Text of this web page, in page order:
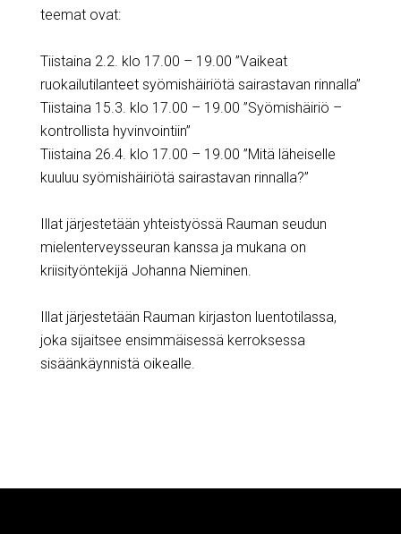
teemat ovat:
Tiistaina 2.2. klo 17.00 – 19.00 ”Vaikeat
ruokailutilanteet syömishäiriötä sairastavan rinnalla”
Tiistaina 15.3. klo 17.00 – 19.00 ”Syömishäiriö –
kontrollista hyvinvointiin”
Tiistaina 26.4. klo 17.00 – 19.00 ”Mitä läheiselle
kuuluu syömishäiriötä sairastavan rinnalla?”
Illat järjestetään yhteistyössä Rauman seudun
mielenterveysseuran kanssa ja mukana on
kriisityöntekijä Johanna Nieminen.
Illat järjestetään Rauman kirjaston luentotilassa,
joka sijaitsee ensimmäisessä kerroksessa
sisäänkäynnistä oikealle.